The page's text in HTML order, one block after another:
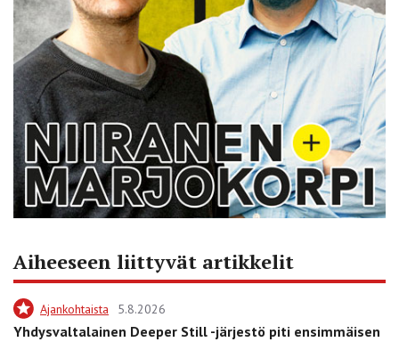
Aiheeseen liittyvät artikkelit
Ajankohtaista 5.8.2026
Yhdysvaltalainen Deeper Still -järjestö piti ensimmäisen